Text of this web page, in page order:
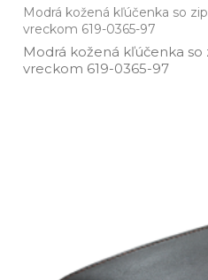
Modrá kožená kľúčenka so
vreckom 619-0365-97
Modrá kožená kľúčenka
vreckom 619­-0365­-97